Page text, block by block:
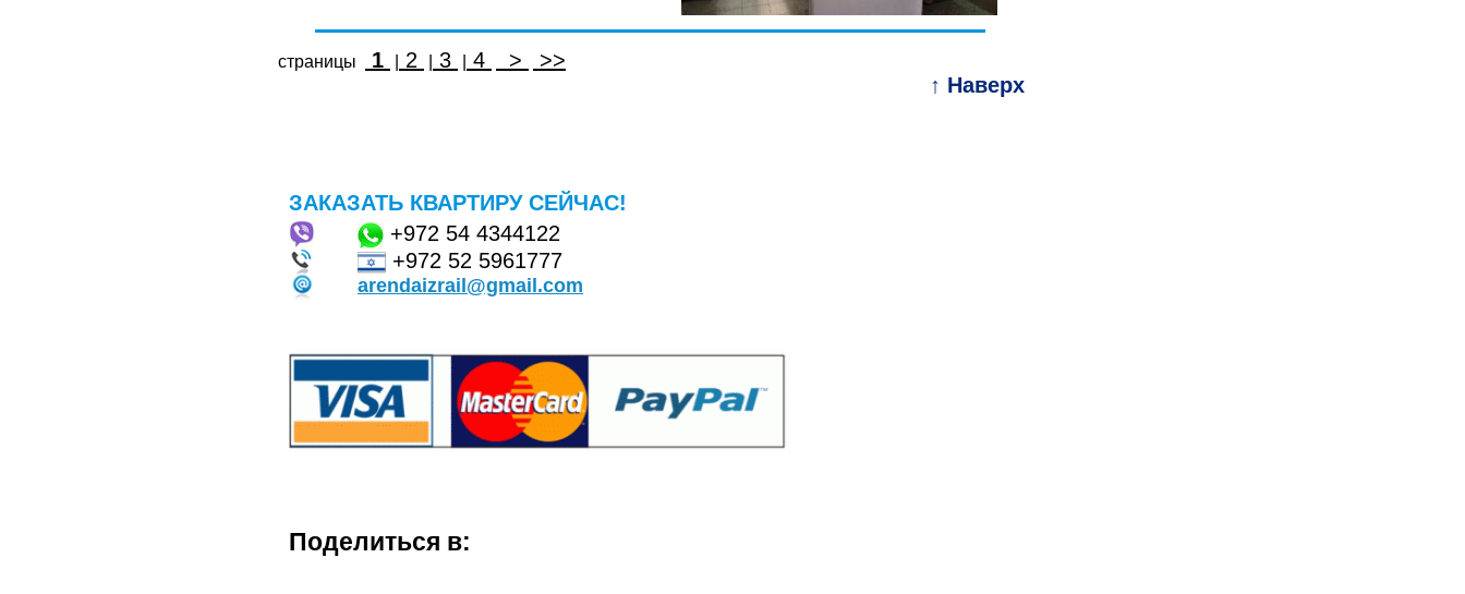
страницы 1 2 3 4 >
>>
↑ Наверх
ЗАКАЗАТЬ КВАРТИРУ СЕЙЧАС!
+972 54 4344122
+972 52 5961777
arendaizrail@gmail.com
Поделиться в: